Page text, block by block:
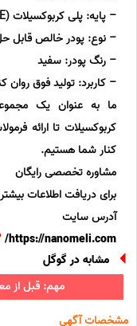
– پایه: پلی کربوکسیلات (PCE)
– نوع: پودر خالص قابل
– رنگ پودر: سفید
– کاربرد: تولید فوق روان
ما به عنوان یک
کربوکسیلات تا ارائه
کنار شما هستیم.
مشاوره تخصصی رایگان
برای دریافت اطلاعات
آدرس سایت
https://nanomeli.com/
مشابه در گوگل
مهم: قبل از
مشخصات آگهی